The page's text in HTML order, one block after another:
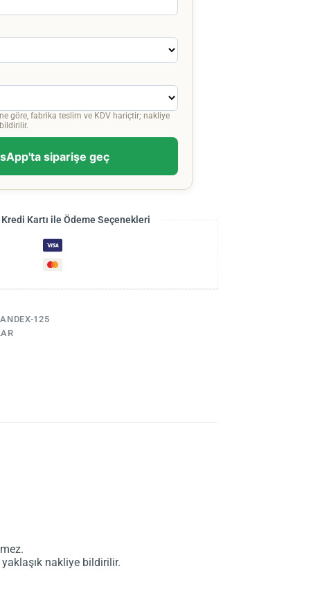
göre, fabrika teslim ve KDV hariçtir; nakliye
siparişe geç
Kartı ile Ödeme Seçenekleri
125
yaklaşık nakliye bildirilir.